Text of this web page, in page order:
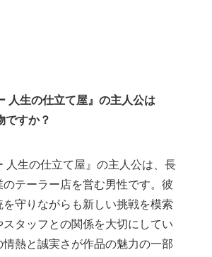
人生の仕立て屋』の主人公は
ですか？
人生の仕立て屋』の主人公は、長
のテーラー店を営む男性です。彼
を守りながらも新しい挑戦を模索
スタッフとの関係を大切にしてい
情熱と誠実さが作品の魅力の一部